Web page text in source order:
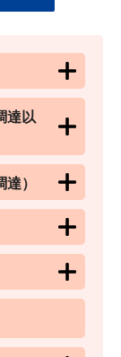
達以
）